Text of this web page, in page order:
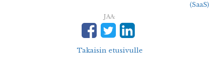
(SaaS)
JAA:
Takaisin etusivulle